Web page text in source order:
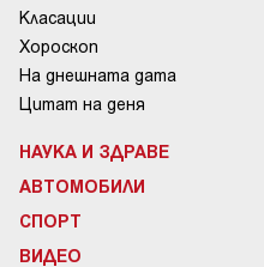
Класации
Хороскоп
На днешната дата
Цитат на деня
НАУКА И ЗДРАВЕ
АВТОМОБИЛИ
СПОРТ
ВИДЕО